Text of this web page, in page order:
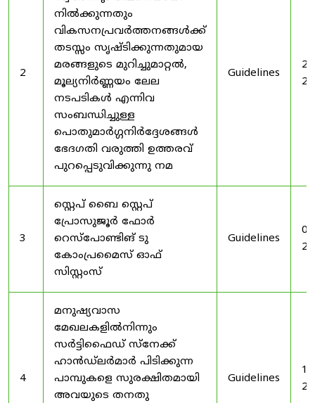
2
നിൽക്കുന്നതും
വികസനപ്രവർത്തനങ്ങൾക്ക്
തടസ്സം സൃഷ്ടിക്കുന്നതുമായ
മരങ്ങളുടെ മുറിച്ചുമാറ്റൽ,
മൂല്യനിർണ്ണയം ലേല
നടപടികൾ എന്നിവ
സംബന്ധിച്ചുള്ള
പൊതുമാർഗ്ഗനിർദ്ദേശങ്ങൾ
ഭേദഗതി വരുത്തി ഉത്തരവ്
പുറപ്പെടുവിക്കുന്നു നമ
Guidelines
3
സ്റ്റെപ് ബൈ സ്റ്റെപ്
പ്രോസുജൂർ ഫോർ
റെസ്‌പോണ്ടിങ് ടു
കോംപ്രമൈസ് ഓഫ്
സിസ്റ്റംസ്
Guidelines
4
മനുഷ്യവാസ
മേഖലകളിൽനിന്നും
സർട്ടിഫൈഡ് സ്നേക്ക്
ഹാൻഡ്‌ലർമാർ പിടിക്കുന്ന
പാമ്പുകളെ സുരക്ഷിതമായി
അവയുടെ തനതു
Guidelines